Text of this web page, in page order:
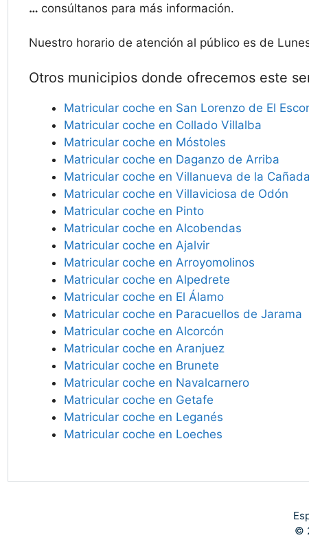
… consúltanos para más información.
Nuestro horario de atención al público es de
Otros municipios donde ofrecemos este
Matricular coche en San Lorenzo de El
Matricular coche en Collado Villalba
Matricular coche en Móstoles
Matricular coche en Daganzo de Arriba
Matricular coche en Villanueva de la Cañada
Matricular coche en Villaviciosa de Odón
Matricular coche en Pinto
Matricular coche en Alcobendas
Matricular coche en Ajalvir
Matricular coche en Arroyomolinos
Matricular coche en Alpedrete
Matricular coche en El Álamo
Matricular coche en Paracuellos de Jarama
Matricular coche en Alcorcón
Matricular coche en Aranjuez
Matricular coche en Brunete
Matricular coche en Navalcarnero
Matricular coche en Getafe
Matricular coche en Leganés
Matricular coche en Loeches
©